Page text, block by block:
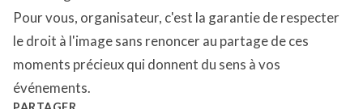
Pour vous, organisateur, c'est la garantie de respecter
le droit à l'image sans renoncer au partage de ces
moments précieux qui donnent du sens à vos
événements.